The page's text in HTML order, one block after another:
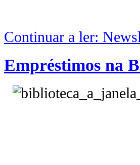
Continuar a ler:
Empréstimos na